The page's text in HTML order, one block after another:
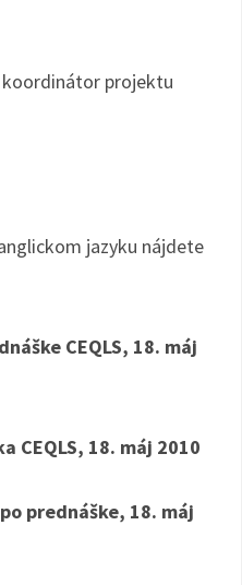
koordinátor projektu
jazyku nájdete
CEQLS, 18. máj
CEQLS, 18. máj 2010
prednáške, 18. máj